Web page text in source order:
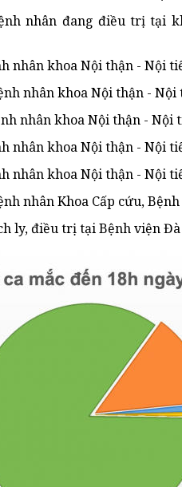
nhân đang điều trị tại
nhân khoa Nội thận - Nội
nhân khoa Nội thận -
nhân khoa Nội thận - Nội
nhân khoa Nội thận - Nội
nhân khoa Nội thận - Nội
nhân Khoa Cấp cứu,
ly, điều trị tại Bệnh viện